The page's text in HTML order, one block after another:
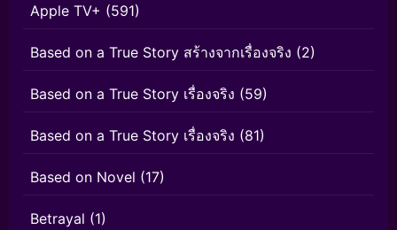
Apple TV+ (591)
Based on a True Story สร้างจากเรื่องจริง (2)
Based on a True Story เรื่องจริง (59)
Based on a True Story เรื่องจริง (81)
Based on Novel (17)
Betrayal (1)